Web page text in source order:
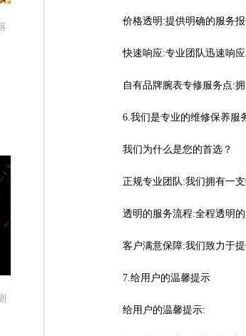
区长安路腕表时光售后服务中心（需提前预约）
区太平路腕表时光售后服务中心（需提前预约）
区大同街腕表时光售后服务中心（需提前预约）
区新兴大街腕表时光售后服务中心（需提前预约）
通河路腕表时光售后服务中心（需提前预约）
仁南街腕表时光售后服务中心（需提前预约）
江大街腕表时光售后服务中心（需提前预约）
南街腕表时光售后服务中心（需提前预约）
民大街腕表时光售后服务中心（需提前预约）
道梅河大街腕表时光售后服务中心（需提前预约）
气大路与南九经街交汇处腕表时光售后服务中心（需提前
通乡江南大街腕表时光售后服务中心（需提前预约）
放路腕表时光售后服务中心（需提前预约）
价格透明:提供明确的服务报
快速响应:专业团队迅速响
自有品牌腕表专修服务点:
6.我们是专业的维修保养服
我们为什么是您的首选？
正规专业团队:我们拥有一
透明的服务流程:全程透明
客户满意保障:我们致力于
7.给用户的温馨提示
给用户的温馨提示: